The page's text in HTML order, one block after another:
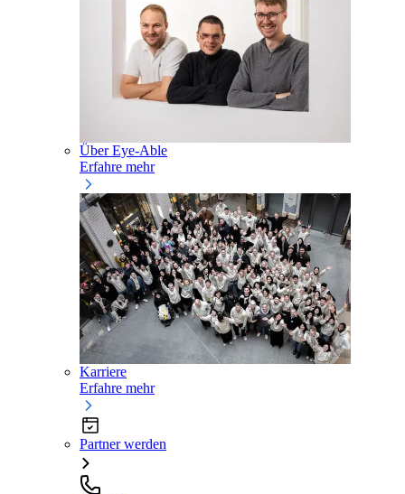
Über Eye-Able
Erfahre mehr
Karriere
Erfahre mehr
Partner werden